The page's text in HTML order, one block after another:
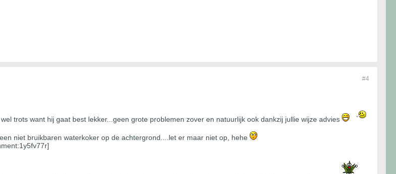
#4
trots want hij gaat best lekker...geen grote problemen zover en natuurlijk ook dankzij jullie wijze advies
niet bruikbaren waterkoker op de achtergrond....let er maar niet op, hehe